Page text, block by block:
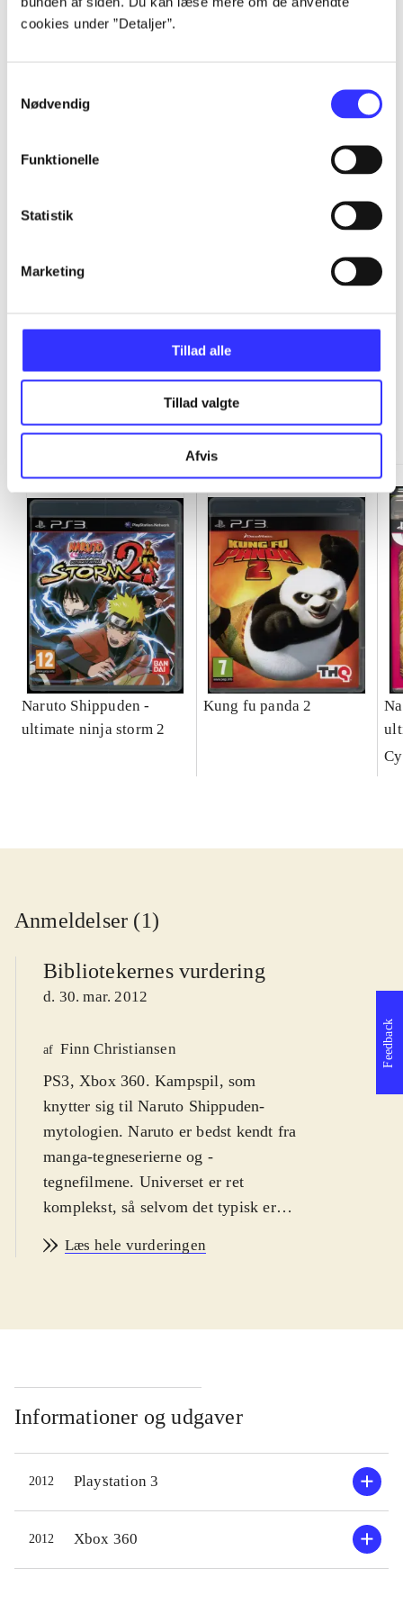
cookies under ”Detaljer”.
Nødvendig
Funktionelle
Statistik
Marketing
Tillad alle
Tillad valgte
Afvis
...
...
Minder om
Naruto Shippuden -
ultimate ninja storm 2
Kung fu panda 2
Anmeldelser (1)
Bibliotekernes vurdering
d. 30. mar. 2012
af Finn Christiansen
PS3, Xbox 360. Kampspil, som
knytter sig til Naruto Shippuden-
mytologien. Naruto er bedst kendt fra
manga-tegneserierne og -
tegnefilmene. Universet er ret
komplekst, så selvom det typisk er
udskejelser, er der også god
startende ved børn fra 12 år. Spillets
magtes af alle i målgruppen. PEGI:
12 og ikoner for vold og grimt sprog
Spillets mest vellykkede del er story
mode. Her kan man gennemleve tre
udvalgte figurers historie på
smukkeste vis. Undervejs skal man
Læs hele vurderingen
Informationer og udgaver
2012 Playstation 3
2012 Xbox 360
Feedback